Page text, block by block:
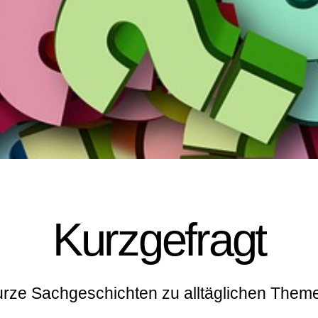
Kurzgefragt
Sachgeschichten zu alltäglichen